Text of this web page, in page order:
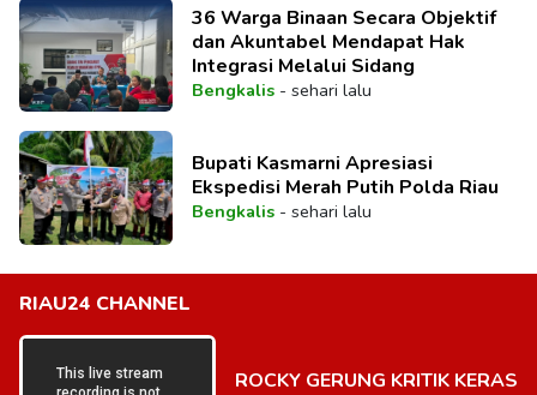
36 Warga Binaan Secara Objektif
dan Akuntabel Mendapat Hak
Integrasi Melalui Sidang
Bengkalis- sehari lalu
Bupati Kasmarni Apresiasi
Ekspedisi Merah Putih Polda Riau
Bengkalis- sehari lalu
RIAU24 CHANNEL
ROCKY GERUNG KRITIK KERAS